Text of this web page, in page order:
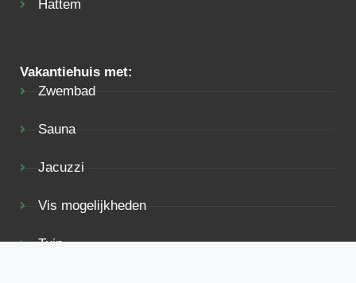
Hattem
Vakantiehuis met:
Zwembad
Sauna
Jacuzzi
Vis mogelijkheden
Tuin